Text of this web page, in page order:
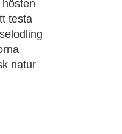
testa
natur